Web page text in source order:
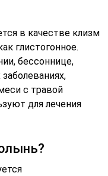
в качестве клизм
глистогонное.
бессоннице,
с травой
для лечения